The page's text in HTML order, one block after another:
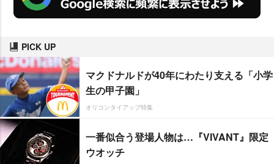
PICK UP
マクドナルドが40年にわたり支える「小学
生の甲子園」
オリコンタイアップ特集
一番似合う登場人物は…『VIVANT』限定
ウオッチ